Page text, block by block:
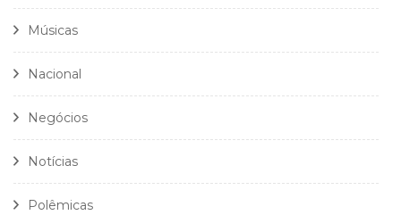
Músicas
Nacional
Negócios
Notícias
Polêmicas